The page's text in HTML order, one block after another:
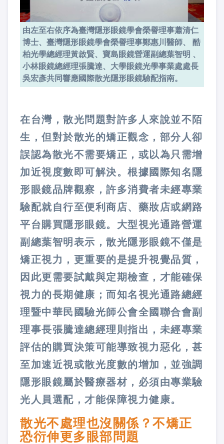
由左至右依序為臺灣隱形眼鏡學會榮譽理事蕭清仁
博士、臺灣隱形眼鏡學會榮譽理事鄭惠川醫師、 酷
柏光學總經理黃啟賢、寶島眼鏡營運副總葉智明 、
小林眼鏡總經理張騰達、大學眼鏡光學事業處處長
吳宏彥共同響應國際散光隱形眼鏡驗配指南。
在台灣，散光問題對許多人來說並不陌
生，但對於散光的矯正觀念，部分人卻
誤認為散光不需要矯正，或以為只需增
加近視度數即可解決。根據國際知名隱
形眼鏡品牌觀察，許多消費者未經專業
驗配就自行至便利商店、藥妝店或網路
平台購買隱形眼鏡。大型視光通路營運
副總葉智明表示，散光隱形眼鏡不僅是
矯正視力，更重要的是提升視覺品質，
因此更需要試戴與定期檢查，才能確保
視力的長期健康；而知名視光通路總經
理暨中華民國驗光師公會全國聯合會副
理事長張騰達總經理則指出，未經專業
評估的購買決策可能導致視力惡化，甚
至加速近視或散光度數的增加，並強調
隱形眼鏡屬於醫療器材，必須由專業驗
光人員選配，才能保障視力健康。
散光不處理也沒關係？不矯正
恐衍伸更多眼部問題